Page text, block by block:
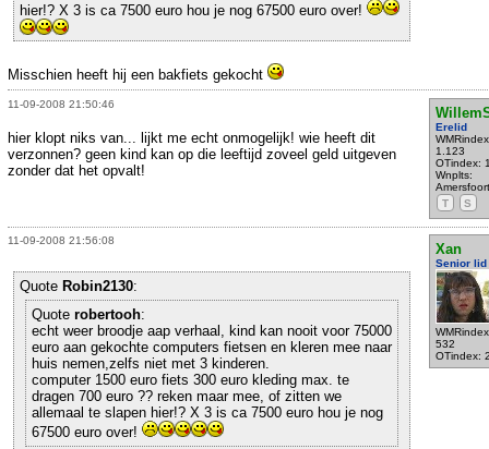
hier!? X 3 is ca 7500 euro hou je nog 67500 euro over!
Misschien heeft hij een bakfiets gekocht
11-09-2008 21:50:46
Erelid
1.123
OTindex:
Wnplts:
Amersfoort
T
S
hier klopt niks van... lijkt me echt onmogelijk! wie heeft dit
verzonnen? geen kind kan op die leeftijd zoveel geld uitgeven
zonder dat het opvalt!
11-09-2008 21:56:08
Xan
Senior lid
532
OTindex:
Quote Robin2130:
Quote robertooh:
echt weer broodje aap verhaal, kind kan nooit voor 75000
euro aan gekochte computers fietsen en kleren mee naar
huis nemen,zelfs niet met 3 kinderen.
computer 1500 euro fiets 300 euro kleding max. te
dragen 700 euro ?? reken maar mee, of zitten we
allemaal te slapen hier!? X 3 is ca 7500 euro hou je nog
67500 euro over!